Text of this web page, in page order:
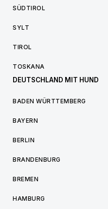
SÜDTIROL
SYLT
TIROL
TOSKANA
DEUTSCHLAND MIT HUND
BADEN WÜRTTEMBERG
BAYERN
BERLIN
BRANDENBURG
BREMEN
HAMBURG